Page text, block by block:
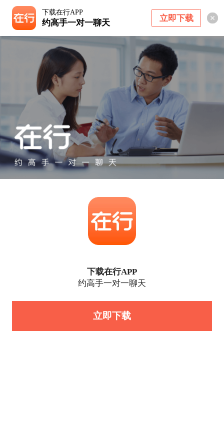
下载在行APP
约高手一对一聊天 立即下载
下载在行APP
约高手一对一聊天
立即下载